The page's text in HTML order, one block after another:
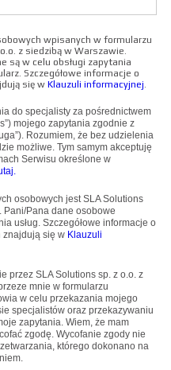
wpisanych w formularzu
z siedzibą w Warszawie.
są w celu obsługi zapytania
Szczegółowe informacje o
się w Klauzuli informacyjnej.
do specjalisty za pośrednictwem
mojego zapytania zgodnie z
Rozumiem, że bez udzielenia
możliwe. Tym samym akceptuję
Serwisu określone w
osobowych jest SLA Solutions
Pani/Pana dane osobowe
usług. Szczegółowe informacje o
znajdują się w Klauzuli
przez SLA Solutions sp. z o.o. z
mnie w formularzu
w celu przekazania mojego
specjalistów oraz przekazywaniu
zapytania. Wiem, że mam
zgodę. Wycofanie zgody nie
którego dokonano na